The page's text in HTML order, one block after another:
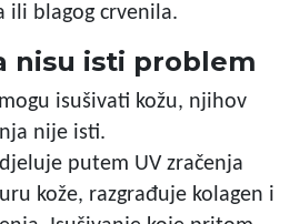
ili blagog crvenila.
nisu isti problem
isušivati kožu, njihov
nije isti.
putem UV zračenja
kože, razgrađuje kolagen i